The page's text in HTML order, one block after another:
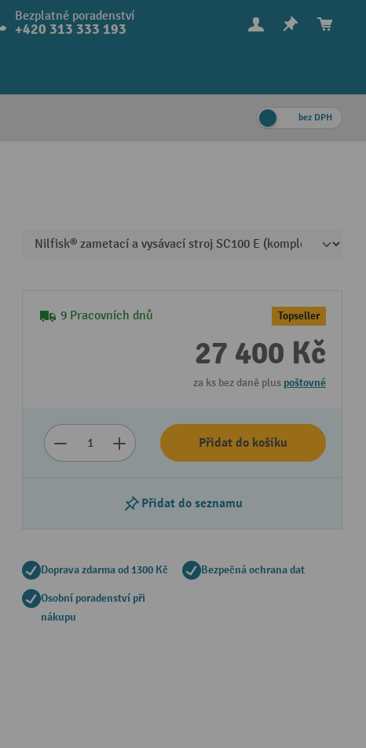
Bezplatné poradenství
+420 313 333 193
bez DPH
9 Pracovních dnů Topseller
27 400 Kč
za ks bez daně plus poštovné
Přidat do košíku
Přidat do seznamu
Doprava zdarma od 1300 Kč Bezpečná ochrana dat
Osobní poradenství při
nákupu